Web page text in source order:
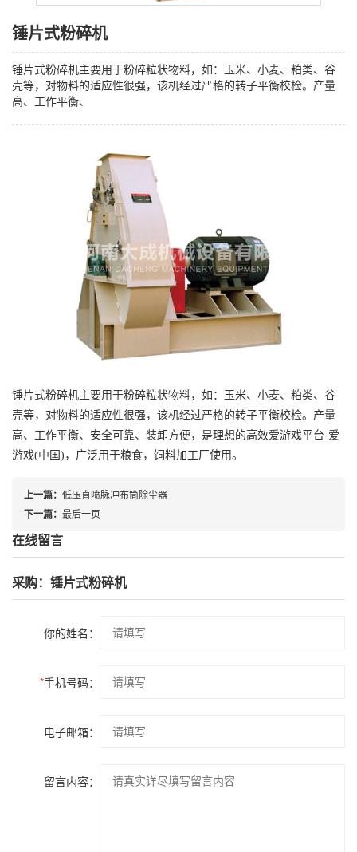
锤片式粉碎机
锤片式粉碎机主要用于粉碎粒状物料，如：玉米、小麦、粕类、谷
壳等，对物料的适应性很强，该机经过严格的转子平衡校检。产量
高、工作平衡、
锤片式粉碎机主要用于粉碎粒状物料，如：玉米、小麦、粕类、谷
壳等，对物料的适应性很强，该机经过严格的转子平衡校检。产量
高、工作平衡、安全可靠、装卸方便，是理想的高效爱游戏平台-爱
游戏(中国)，广泛用于粮食，饲料加工厂使用。
上一篇： 低压直喷脉冲布筒除尘器
下一篇： 最后一页
在线留言
采购：锤片式粉碎机
你的姓名：
*手机号码：
电子邮箱：
留言内容：